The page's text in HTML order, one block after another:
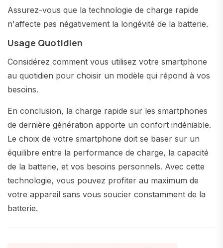
Assurez-vous que la technologie de charge rapide
n'affecte pas négativement la longévité de la batterie.
Usage Quotidien
Considérez comment vous utilisez votre smartphone
au quotidien pour choisir un modèle qui répond à vos
besoins.
En conclusion, la charge rapide sur les smartphones
de dernière génération apporte un confort indéniable.
Le choix de votre smartphone doit se baser sur un
équilibre entre la performance de charge, la capacité
de la batterie, et vos besoins personnels. Avec cette
technologie, vous pouvez profiter au maximum de
votre appareil sans vous soucier constamment de la
batterie.